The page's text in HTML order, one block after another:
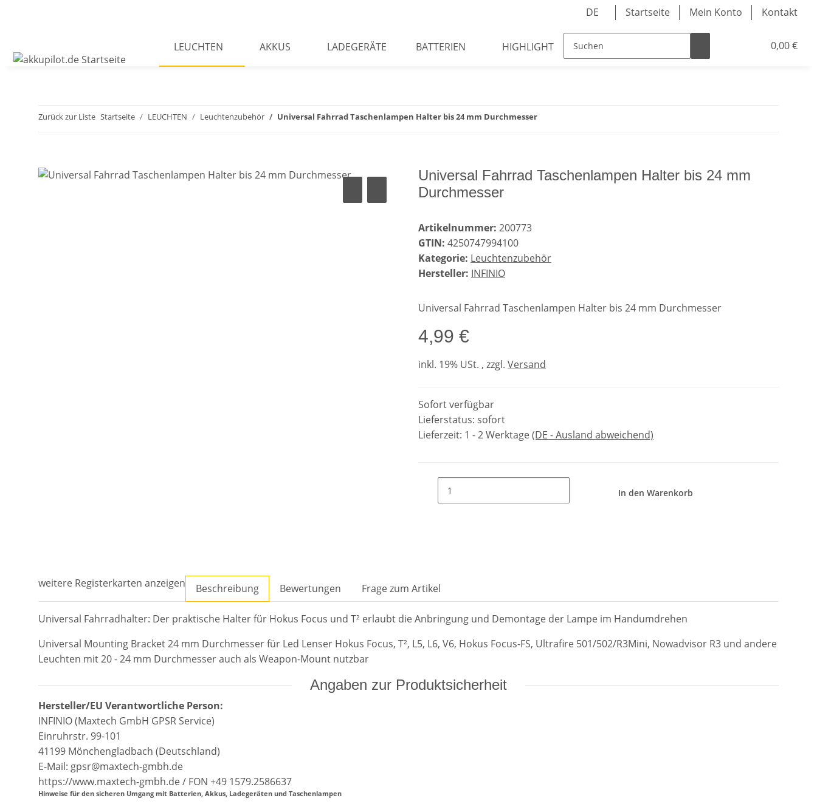
DE Startseite Mein Konto Kontakt
0,00 €
LEUCHTEN AKKUS LADEGERÄTE BATTERIEN HIGHLIGHTS
Zurück zur Liste Startseite LEUCHTEN Leuchtenzubehör Universal Fahrrad Taschenlampen Halter bis 24 mm Durchmesser
Universal Fahrrad Taschenlampen Halter bis 24 mm
Durchmesser
Artikelnummer: 200773
GTIN: 4250747994100
Kategorie: Leuchtenzubehör
Hersteller: INFINIO
Universal Fahrrad Taschenlampen Halter bis 24 mm Durchmesser
4,99 €
inkl. 19% USt. , zzgl. Versand
Sofort verfügbar
Lieferstatus: sofort
Lieferzeit: 1 - 2 Werktage(DE - Ausland abweichend)
In den Warenkorb
weitere Registerkarten anzeigen Beschreibung Bewertungen Frage zum Artikel
Universal Fahrradhalter: Der praktische Halter für Hokus Focus und T² erlaubt die Anbringung und Demontage der Lampe im Handumdrehen
Universal Mounting Bracket 24 mm Durchmesser für Led Lenser Hokus Focus, T², L5, L6, V6, Hokus Focus-FS, Ultrafire 501/502/R3Mini, Nowadvisor R3 und andere
Leuchten mit 20 - 24 mm Durchmesser auch als Weapon-Mount nutzbar
Angaben zur Produktsicherheit
Hersteller/EU Verantwortliche Person:
INFINIO (Maxtech GmbH GPSR Service)
Einruhrstr. 99-101
41199 Mönchengladbach (Deutschland)
E-Mail: gpsr@maxtech-gmbh.de
https://www.maxtech-gmbh.de / FON +49 1579.2586637
Hinweise für den sicheren Umgang mit Batterien, Akkus, Ladegeräten und Taschenlampen